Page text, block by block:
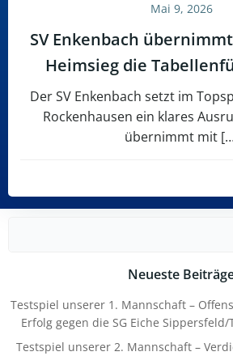
Mai 9, 2026
SV Enkenbach
Heimsieg die
Der SV Enkenbach setzt im
Rockenhausen ein klares
übernimmt mit
Neueste
Testspiel unserer 1. Mannschaft –
Erfolg gegen die SG Eiche Sippersfeld/
Testspiel unserer 2. Mannschaft –